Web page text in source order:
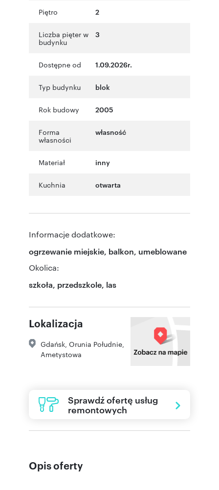
Piętro 2
Liczba pięter w
budynku
3
Dostępne od 1.09.2026r.
Typ budynku blok
Rok budowy 2005
Forma
własności
własność
Materiał inny
Kuchnia otwarta
Informacje dodatkowe:
ogrzewanie miejskie, balkon, umeblowane
Okolica:
szkoła, przedszkole, las
Lokalizacja
Gdańsk Orunia Południe
Ametystowa
Sprawdź ofertę usług
remontowych
Opis oferty